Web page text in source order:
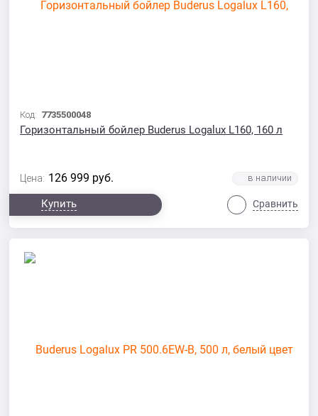
Код: 7735500048
Горизонтальный бойлер Buderus Logalux L160, 160 л
Цена: 126 999 руб.
Купить Сравнить